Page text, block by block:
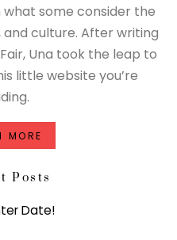
some consider the
culture. After writing
Una took the leap to
little website you’re
MORE
Posts
Date!